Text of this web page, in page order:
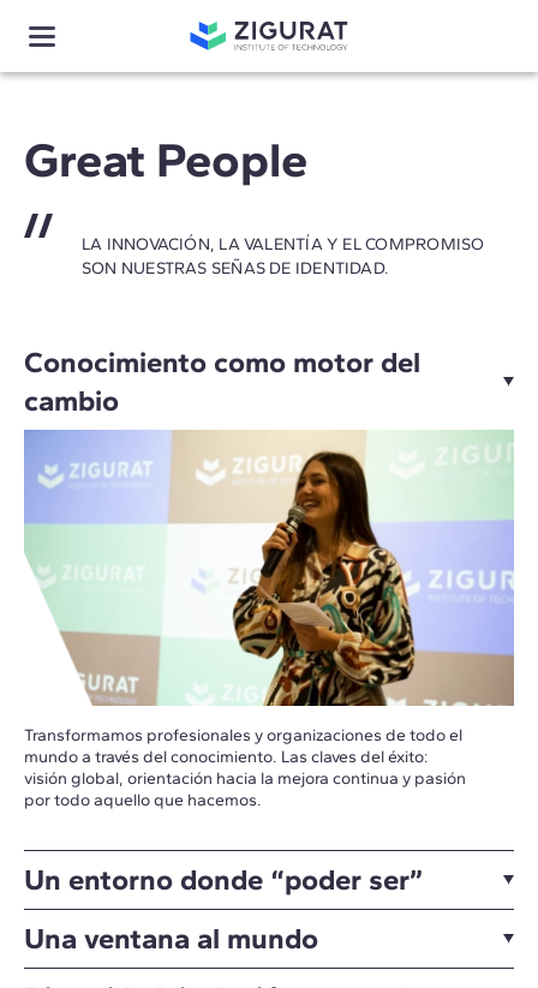
Great People
LA INNOVACIÓN, LA VALENTÍA Y EL COMPROMISO
SON NUESTRAS SEÑAS DE IDENTIDAD.
Conocimiento como motor del
cambio
Transformamos profesionales y organizaciones de todo el
mundo a través del conocimiento. Las claves del éxito:
visión global, orientación hacia la mejora continua y pasión
por todo aquello que hacemos.
Un entorno donde “poder ser”
Una ventana al mundo